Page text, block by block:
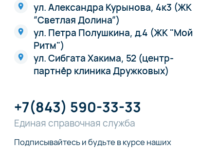
ул. Александра Курынова, 4к3 (ЖК
“Светлая Долина“)
ул. Петра Полушкина, д.4 (ЖК "Мой
Ритм")
ул. Сибгата Хакима, 52 (центр-
партнёр клиника Дружковых)
+7(843) 590-33-33
Единая справочная служба
Подписывайтесь и будьте в курсе наших